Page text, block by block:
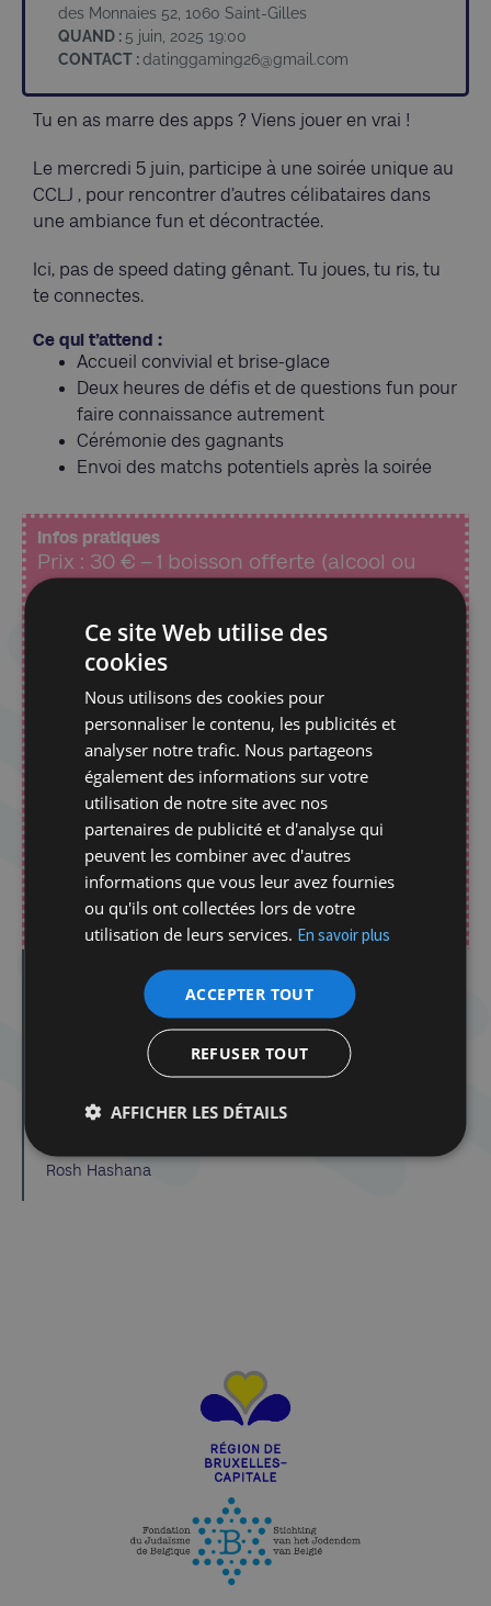
des Monnaies 52, 1060 Saint-Gilles
QUAND : 5 juin, 2025 19:00
CONTACT :datinggaming26@gmail.com
Tu en as marre des apps ? Viens jouer en vrai !
Le mercredi 5 juin, participe à une soirée unique au
CCLJ , pour rencontrer d’autres célibataires dans
une ambiance fun et décontractée.
Ici, pas de speed dating gênant. Tu joues, tu ris, tu
te connectes.
Ce qui t’attend :
Accueil convivial et brise-glace
Deux heures de défis et de questions fun pour
faire connaissance autrement
Cérémonie des gagnants
Envoi des matchs potentiels après la soirée
Infos pratiques
Prix : 30 € – 1 boisson offerte (alcool ou
soft)
Inscription obligatoire
datinggaming26@gmail.com
Paiement à effectuer à l’avance sur le
compte :
BE42734074161054
Communication libre : Nom + Prénom +
Participation à l’événement
Dans la même catégorie d'article :
Dibook | Les élections en Israël
Spirou dans la tourmente de la Shoah
Atelier Tenou’a avec Delphine Horvilleur
Atelier Tenou’a avec Delphine Horvilleur
Rosh Hashana
Ce site Web utilise des
cookies
Nous utilisons des cookies pour
personnaliser le contenu, les publicités et
analyser notre trafic. Nous partageons
également des informations sur votre
utilisation de notre site avec nos
partenaires de publicité et d'analyse qui
peuvent les combiner avec d'autres
informations que vous leur avez fournies
ou qu'ils ont collectées lors de votre
utilisation de leurs services. En savoir plus
ACCEPTER TOUT
REFUSER TOUT
AFFICHER LES DÉTAILS